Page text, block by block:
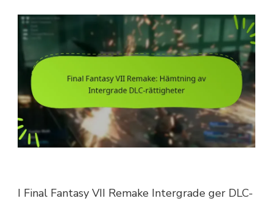
REMAKE:
HÄMTNING
AV
INTERGRADE
RÄTTIGHETER
I Final Fantasy VII Remake Intergrade ger DLC-